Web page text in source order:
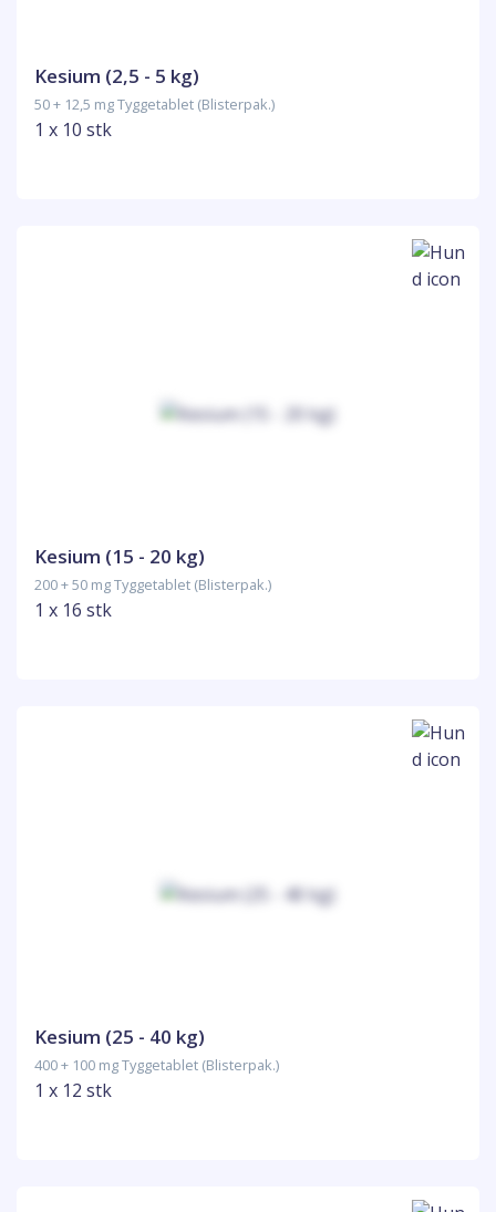
Kesium (2,5 - 5 kg)
50 + 12,5 mg Tyggetablet (Blisterpak.)
1 x 10 stk
Kesium (15 - 20 kg)
200 + 50 mg Tyggetablet (Blisterpak.)
1 x 16 stk
Kesium (25 - 40 kg)
400 + 100 mg Tyggetablet (Blisterpak.)
1 x 12 stk